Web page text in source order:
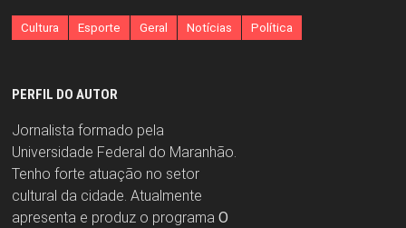
Cultura Esporte Geral Notícias Política
PERFIL DO AUTOR
Jornalista formado pela
Universidade Federal do Maranhão.
Tenho forte atuação no setor
cultural da cidade. Atualmente
apresenta e produz o programa O